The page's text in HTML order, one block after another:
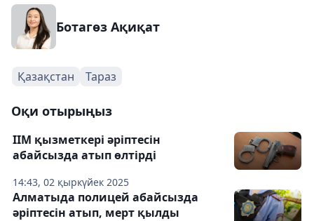
Ботагөз Ақиқат
Қазақстан Тараз
Оқи отырыңыз
14:43, 02 қыркүйек 2025
ІІМ қызметкері әріптесін
абайсызда атып өлтірді
Алматыда полицей абайсызда
әріптесін атып, мерт қылды